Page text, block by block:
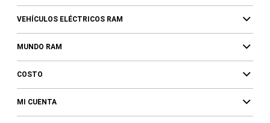
VEHÍCULOS ELÉCTRICOS RAM
MUNDO RAM
COSTO
MI CUENTA